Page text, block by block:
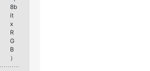
8b
it
x
R
G
B
）